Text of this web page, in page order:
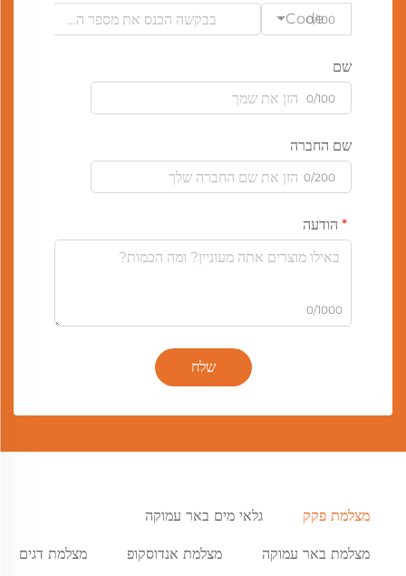
Code
0/100
שם
0/100
שם החברה
0/200
הודעה
0/1000
שלח
מצלמת פקק גלאי מים באר עמוקה
מצלמת באר עמוקה מצלמת אנדוסקופ מצלמת דגים